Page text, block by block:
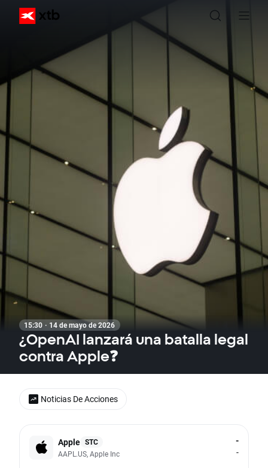
15:30 · 14 de mayo de 2026
¿OpenAI lanzará una batalla legal
contra Apple❓
Apple STC
AAPL.US, Apple Inc
-
-
Noticias De Acciones